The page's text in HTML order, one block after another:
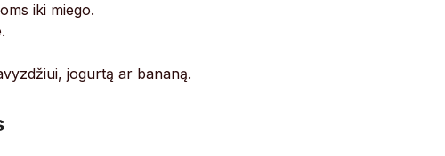
iki miego.
jogurtą ar bananą.